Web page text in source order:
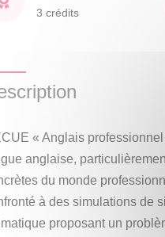
3 crédits
« Anglais
anglaise,
du monde
à des simulations de
proposant un